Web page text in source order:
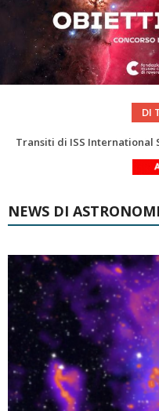
DI
La Luna del
NEWS DI